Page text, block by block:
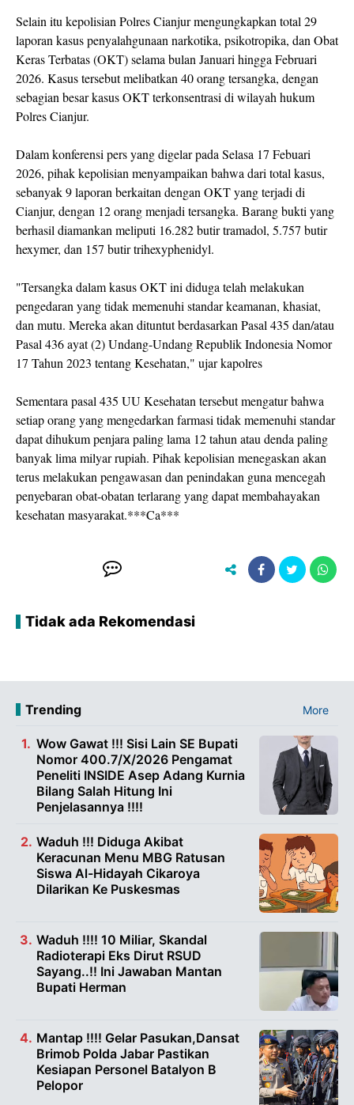
Selain itu kepolisian Polres Cianjur mengungkapkan total 29
laporan kasus penyalahgunaan narkotika, psikotropika, dan Obat
Keras Terbatas (OKT) selama bulan Januari hingga Februari
2026. Kasus tersebut melibatkan 40 orang tersangka, dengan
sebagian besar kasus OKT terkonsentrasi di wilayah hukum
Polres Cianjur.
Dalam konferensi pers yang digelar pada Selasa 17 Febuari
2026, pihak kepolisian menyampaikan bahwa dari total kasus,
sebanyak 9 laporan berkaitan dengan OKT yang terjadi di
Cianjur, dengan 12 orang menjadi tersangka. Barang bukti yang
berhasil diamankan meliputi 16.282 butir tramadol, 5.757 butir
hexymer, dan 157 butir trihexyphenidyl.
"Tersangka dalam kasus OKT ini diduga telah melakukan
pengedaran yang tidak memenuhi standar keamanan, khasiat,
dan mutu. Mereka akan dituntut berdasarkan Pasal 435 dan/atau
Pasal 436 ayat (2) Undang-Undang Republik Indonesia Nomor
17 Tahun 2023 tentang Kesehatan," ujar kapolres
Sementara pasal 435 UU Kesehatan tersebut mengatur bahwa
setiap orang yang mengedarkan farmasi tidak memenuhi standar
dapat dihukum penjara paling lama 12 tahun atau denda paling
banyak lima milyar rupiah. Pihak kepolisian menegaskan akan
terus melakukan pengawasan dan penindakan guna mencegah
penyebaran obat-obatan terlarang yang dapat membahayakan
kesehatan masyarakat.***Ca***
Tidak ada Rekomendasi
Trending More
Wow Gawat !!! Sisi Lain SE Bupati
Nomor 400.7/X/2026 Pengamat
Peneliti INSIDE Asep Adang Kurnia
Bilang Salah Hitung Ini
Penjelasannya !!!!
Waduh !!! Diduga Akibat
Keracunan Menu MBG Ratusan
Siswa Al-Hidayah Cikaroya
Dilarikan Ke Puskesmas
Waduh !!!! 10 Miliar, Skandal
Radioterapi Eks Dirut RSUD
Sayang..!! Ini Jawaban Mantan
Bupati Herman
Mantap !!!! Gelar Pasukan,Dansat
Brimob Polda Jabar Pastikan
Kesiapan Personel Batalyon B
Pelopor